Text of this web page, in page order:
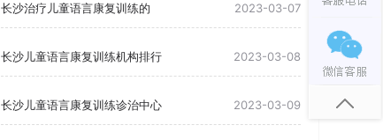
长沙治疗儿童语言康复训练的 2023-03-07
长沙儿童语言康复训练机构排行 2023-03-08
长沙儿童语言康复训练诊治中心 2023-03-09